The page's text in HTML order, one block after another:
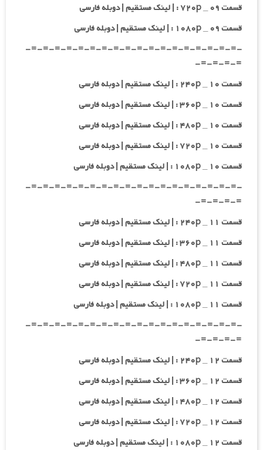
قسمت ۰۹ _ ۷۲۰p : | لینک مستقیم | دوبله فارسی
قسمت ۰۹ _ ۱۰۸۰p : | لینک مستقیم | دوبله فارسی
-=-=-=-=-=-=-=-=-=-=-=-=-=-=-=-=-=-=-
=-=-=-=-
قسمت ۱۰ _ ۲۴۰p : | لینک مستقیم | دوبله فارسی
قسمت ۱۰ _ ۳۶۰p : | لینک مستقیم | دوبله فارسی
قسمت ۱۰ _ ۴۸۰p : | لینک مستقیم | دوبله فارسی
قسمت ۱۰ _ ۷۲۰p : | لینک مستقیم | دوبله فارسی
قسمت ۱۰ _ ۱۰۸۰p : | لینک مستقیم | دوبله فارسی
-=-=-=-=-=-=-=-=-=-=-=-=-=-=-=-=-=-=-
=-=-=-=-
قسمت ۱۱ _ ۲۴۰p : | لینک مستقیم | دوبله فارسی
قسمت ۱۱ _ ۳۶۰p : | لینک مستقیم | دوبله فارسی
قسمت ۱۱ _ ۴۸۰p : | لینک مستقیم | دوبله فارسی
قسمت ۱۱ _ ۷۲۰p : | لینک مستقیم | دوبله فارسی
قسمت ۱۱ _ ۱۰۸۰p : | لینک مستقیم | دوبله فارسی
-=-=-=-=-=-=-=-=-=-=-=-=-=-=-=-=-=-=-
=-=-=-=-
قسمت ۱۲ _ ۲۴۰p : | لینک مستقیم | دوبله فارسی
قسمت ۱۲ _ ۳۶۰p : | لینک مستقیم | دوبله فارسی
قسمت ۱۲ _ ۴۸۰p : | لینک مستقیم | دوبله فارسی
قسمت ۱۲ _ ۷۲۰p : | لینک مستقیم | دوبله فارسی
قسمت ۱۲ _ ۱۰۸۰p : | لینک مستقیم | دوبله فارسی